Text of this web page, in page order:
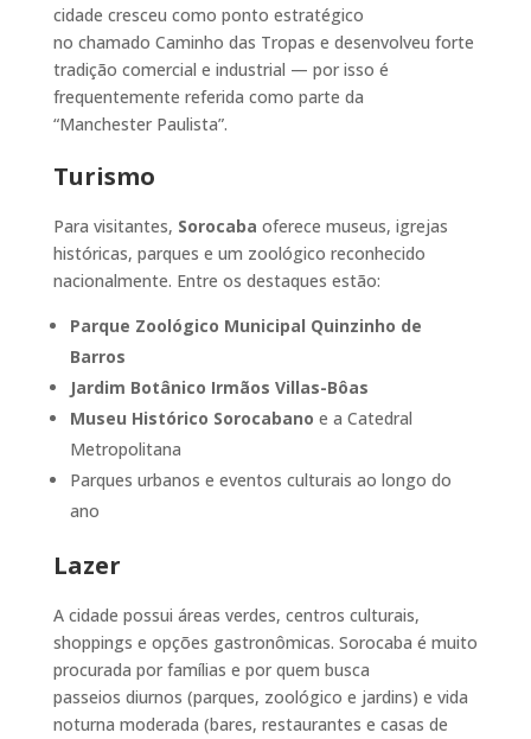
cidade cresceu como ponto estratégico
no chamado Caminho das Tropas e desenvolveu forte
tradição comercial e industrial — por isso é
frequentemente referida como parte da
“Manchester Paulista”.
Turismo
Para visitantes, Sorocaba oferece museus, igrejas
históricas, parques e um zoológico reconhecido
nacionalmente. Entre os destaques estão:
Parque Zoológico Municipal Quinzinho de
Barros
Jardim Botânico Irmãos Villas-Bôas
Museu Histórico Sorocabano e a Catedral
Metropolitana
Parques urbanos e eventos culturais ao longo do
ano
Lazer
A cidade possui áreas verdes, centros culturais,
shoppings e opções gastronômicas. Sorocaba é muito
procurada por famílias e por quem busca
passeios diurnos (parques, zoológico e jardins) e vida
noturna moderada (bares, restaurantes e casas de